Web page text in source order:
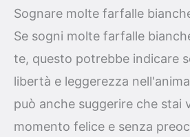
Sognare molte farfalle
Se sogni molte farfalle
te, questo potrebbe indicare
libertà e leggerezza
può anche suggerire che stai
momento felice e senza